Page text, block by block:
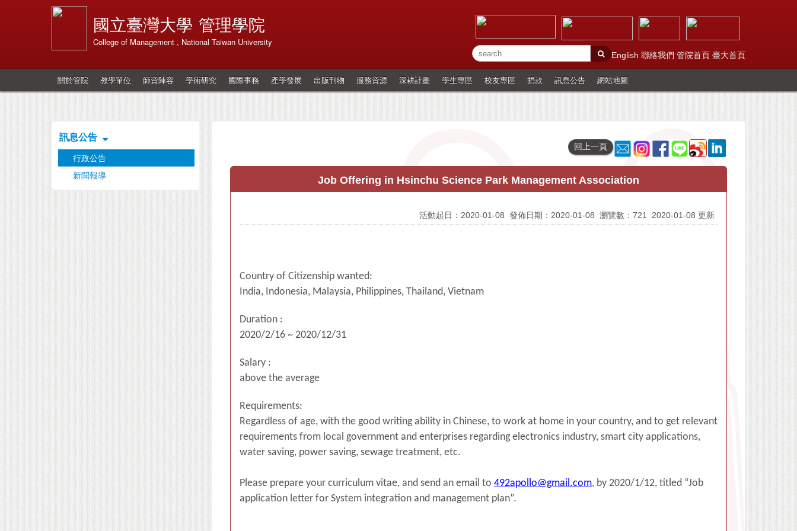
國立臺灣大學 管理學院
College of Management , National Taiwan University
English 聯絡我們 管院首頁 臺大首頁
關於管院 教學單位 師資陣容 學術研究 國際事務 產學發展 出版刊物 服務資源 深耕計畫 學生專區 校友專區 捐款 訊息公告 網站地圖
訊息公告
行政公告
新聞報導
回上一頁
Job Offering in Hsinchu Science Park Management Association
活動起日：2020-01-08 發佈日期：2020-01-08 瀏覽數：721 2020-01-08 更新
Country of Citizenship wanted:
India, Indonesia, Malaysia, Philippines, Thailand, Vietnam
Duration :
2020/2/16 ~ 2020/12/31
Salary :
above the average
Requirements:
Regardless of age, with the good writing ability in Chinese, to work at home in your country, and to get relevant
requirements from local government and enterprises regarding electronics industry, smart city applications,
water saving, power saving, sewage treatment, etc.
Please prepare your curriculum vitae, and send an email to 492apollo@gmail.com, by 2020/1/12, titled “Job
application letter for System integration and management plan”.